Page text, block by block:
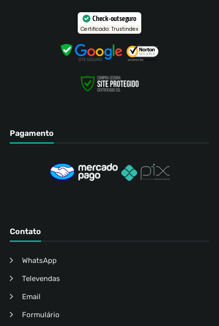
Check-out seguro
Certificado: Trustindex
Pagamento
Contato
WhatsApp
Televendas
Email
Formulário